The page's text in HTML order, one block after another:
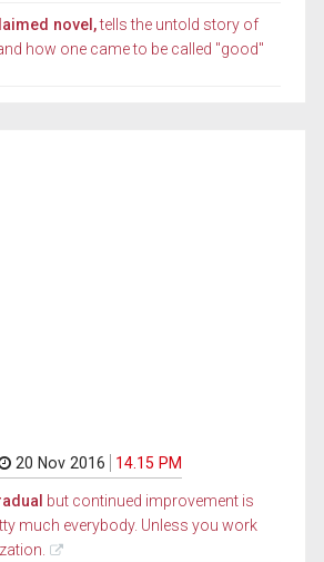
novel,tells the untold story of
how one came to be called "good"
20 Nov 2016 14.15 PM
but continued improvement is
much everybody. Unless you work